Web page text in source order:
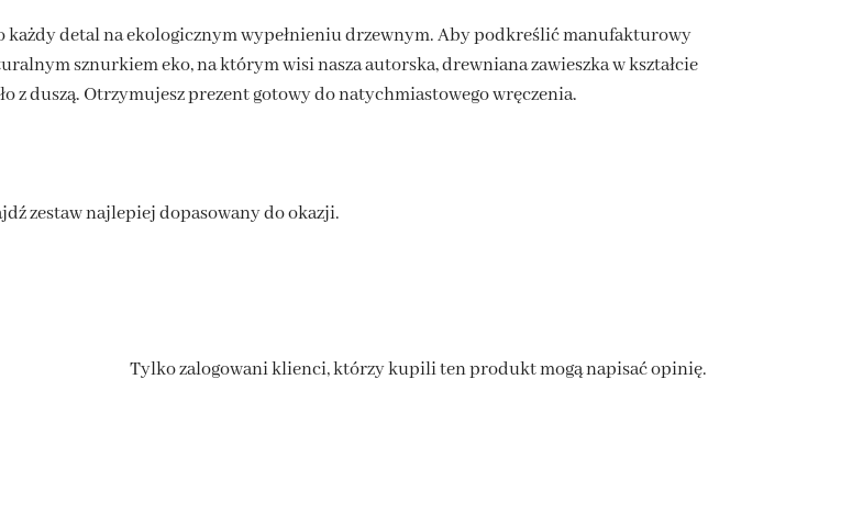
każdy detal na ekologicznym wypełnieniu drzewnym. Aby podkreślić manufakturowy
sznurkiem eko, na którym wisi nasza autorska, drewniana zawieszka w kształcie
z duszą. Otrzymujesz prezent gotowy do natychmiastowego wręczenia.
zestaw najlepiej dopasowany do okazji.
Tylko zalogowani klienci, którzy kupili ten produkt mogą napisać opinię.